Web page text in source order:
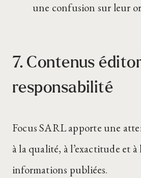
une confusion sur leur
7. Contenus
responsabilité
Focus SARL apporte une
à la qualité, à l’exactitude et à
informations publiées.